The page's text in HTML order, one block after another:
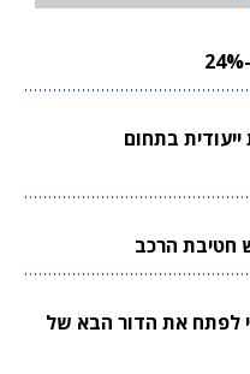
בתחום
חטיבת הרכב
לפתח את הדור הבא של